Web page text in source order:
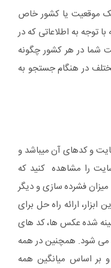
موقعیت یا کشور خاص
توجه به اطلاعاتی که در
شما در هر کشور چگونه
در هنگام جستجو به
و کدهای آن میباشد و
را مشاهده کنید که
میزان فشرده سازی و دیگر
ارائه راه حل برای
شده عکس ها، کد های
شود. همچنین در همه
و بر اساس میانگین همه